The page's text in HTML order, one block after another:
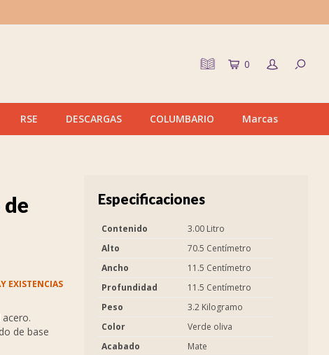
0
RSE DESCARGAS COLUMBARIO Marcas
EXISTENCIAS
de base
Especificaciones
Contenido
3.00 Litro
Alto
70.5 Centímetro
Ancho
11.5 Centímetro
Profundidad
11.5 Centímetro
Peso
3.2 Kilogramo
Color
Verde oliva
Acabado
Mate